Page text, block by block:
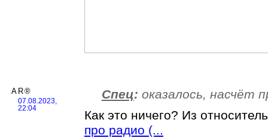
AR®
07.08.2023,
22:04
Спец: оказалось, насчёт
Как это ничего? Из
про радио (...